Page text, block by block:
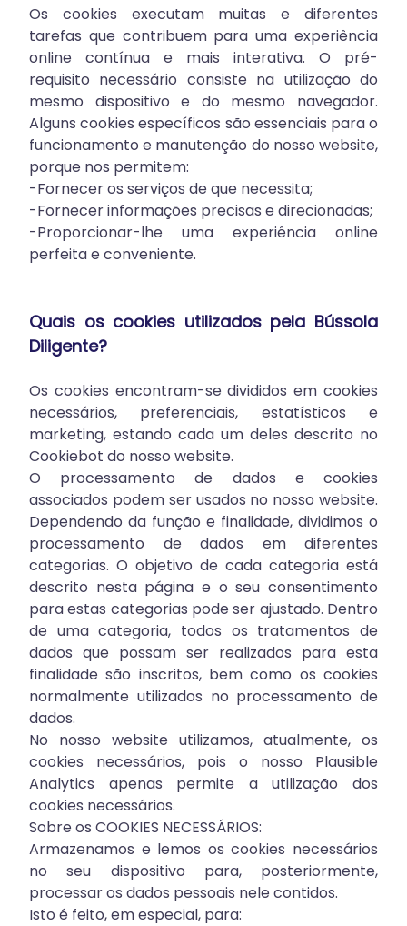
Os cookies executam muitas e diferentes
tarefas que contribuem para uma experiência
online contínua e mais interativa. O pré-
requisito necessário consiste na utilização do
mesmo dispositivo e do mesmo navegador.
Alguns cookies específicos são essenciais para o
funcionamento e manutenção do nosso website,
porque nos permitem:
-Fornecer os serviços de que necessita;
-Fornecer informações precisas e direcionadas;
-Proporcionar-lhe uma experiência online
perfeita e conveniente.
Quais os cookies utilizados pela Bússola
Diligente?
Os cookies encontram-se divididos em cookies
necessários, preferenciais, estatísticos e
marketing, estando cada um deles descrito no
Cookiebot do nosso website.
O processamento de dados e cookies
associados podem ser usados no nosso website.
Dependendo da função e finalidade, dividimos o
processamento de dados em diferentes
categorias. O objetivo de cada categoria está
descrito nesta página e o seu consentimento
para estas categorias pode ser ajustado. Dentro
de uma categoria, todos os tratamentos de
dados que possam ser realizados para esta
finalidade são inscritos, bem como os cookies
normalmente utilizados no processamento de
dados.
No nosso website utilizamos, atualmente, os
cookies necessários, pois o nosso Plausible
Analytics apenas permite a utilização dos
cookies necessários.
Sobre os COOKIES NECESSÁRIOS:
Armazenamos e lemos os cookies necessários
no seu dispositivo para, posteriormente,
processar os dados pessoais nele contidos.
Isto é feito, em especial, para: